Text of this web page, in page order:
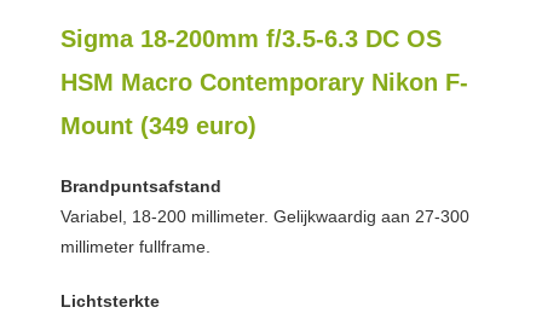
Sigma 18-200mm f/3.5-6.3 DC OS
HSM Macro Contemporary Nikon F-
Mount (349 euro)
Brandpuntsafstand
Variabel, 18-200 millimeter. Gelijkwaardig aan 27-300
millimeter fullframe.
Lichtsterkte